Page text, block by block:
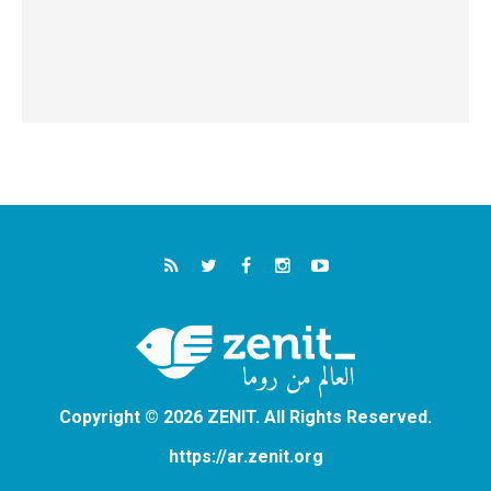
Copyright © 2026 ZENIT. All Rights Reserved.
https://ar.zenit.org